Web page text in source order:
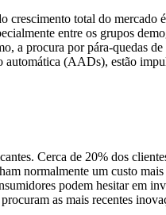
total do mercado
entre os grupos
a procura por pára-quedas
(AADs), estão
Cerca de 20% dos
normalmente um custo
podem hesitar em
as mais recentes